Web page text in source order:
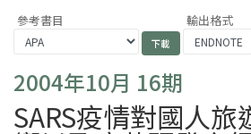
參考書目 輸出格式
2004年10月 16期
SARS疫情對國人